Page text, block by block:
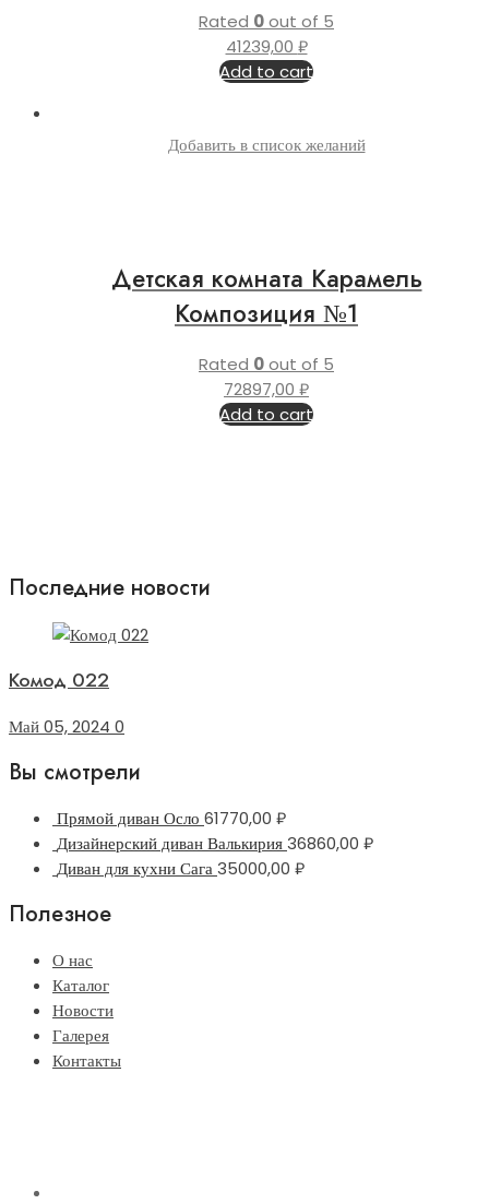
Rated 0out of 5
41239,00 ₽
Add to cart
Добавить в список желаний
Детская комната Карамель
Композиция №1
Rated 0out of 5
72897,00 ₽
Add to cart
Последние новости
Комод 022
Май 05, 2024 0
Вы смотрели
Прямой диван Осло 61770,00 ₽
Дизайнерский диван Валькирия36860,00 ₽
Диван для кухни Сага35000,00 ₽
Полезное
О нас
Каталог
Новости
Галерея
Контакты